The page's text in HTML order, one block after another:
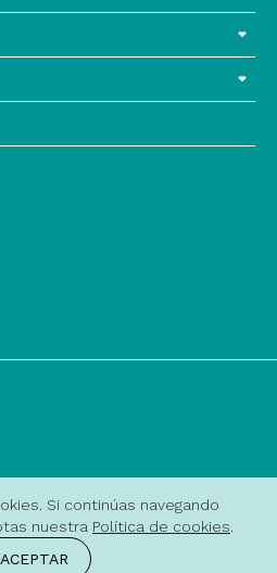
Si continúas navegando
nuestra Política de cookies.
ACEPTAR